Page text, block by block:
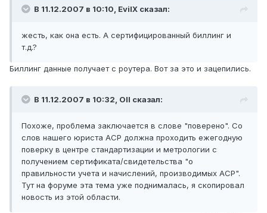
В 11.12.2007 в 10:10, EvilX сказал:
жесть, как она есть. А сертифицированный биллинг и
т.д.?
Биллинг данные получает с роутера. Вот за это и зацепились.
В 11.12.2007 в 10:32, Oll сказал:
Похоже, проблема заключается в слове "поверено". Со
слов нашего юриста АСР должна проходить ежегодную
поверку в центре стандартизации и метрологии с
получением сертификата/свидетельства "о
правильности учета и начислений, производимых АСР".
Тут на форуме эта тема уже поднималась, я скопировал
новость из этой области.